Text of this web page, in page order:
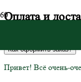
Оплата и
Как оформить заказ?
Привет! Всё очень-